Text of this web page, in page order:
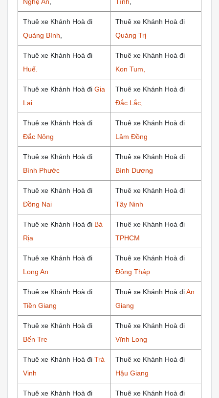
Nghệ An, Tĩnh,
Thuê xe Khánh Hoà đi
Quảng Bình,
Thuê xe Khánh Hoà đi
Quảng Trị
Thuê xe Khánh Hoà đi
Huế.
Thuê xe Khánh Hoà đi
Kon Tum,
Thuê xe Khánh Hoà đi Gia
Lai
Thuê xe Khánh Hoà đi
Đắc Lắc,
Thuê xe Khánh Hoà đi
Đắc Nông
Thuê xe Khánh Hoà đi
Lâm Đồng
Thuê xe Khánh Hoà đi
Bình Phước
Thuê xe Khánh Hoà đi
Bình Dương
Thuê xe Khánh Hoà đi
Đồng Nai
Thuê xe Khánh Hoà đi
Tây Ninh
Thuê xe Khánh Hoà đi Bà
Rịa
Thuê xe Khánh Hoà đi
TPHCM
Thuê xe Khánh Hoà đi
Long An
Thuê xe Khánh Hoà đi
Đồng Tháp
Thuê xe Khánh Hoà đi
Tiền Giang
Thuê xe Khánh Hoà điAn
Giang
Thuê xe Khánh Hoà đi
Bến Tre
Thuê xe Khánh Hoà đi
Vĩnh Long
Thuê xe Khánh Hoà đi Trà
Vinh
Thuê xe Khánh Hoà đi
Hậu Giang
Thuê xe Khánh Hoà đi
Thuê xe Khánh Hoà đi